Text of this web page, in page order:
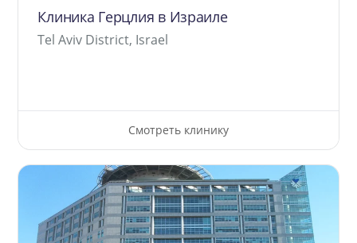
Клиника Герцлия в Израиле
Tel Aviv District, Israel
Смотреть клинику